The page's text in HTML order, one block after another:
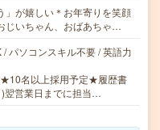
」が嬉しい＊お年寄りを笑顔
じいちゃん、おばあちゃ…
パソコンスキル不要 / 英語力
名以上採用予定★履歴書
翌営業日までに担当…